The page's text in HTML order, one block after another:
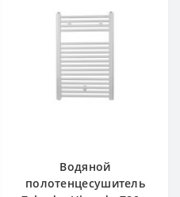
Водяной
полотенцесушитель